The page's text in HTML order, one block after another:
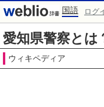
国語 ログ
愛知県警察とは
ウィキペディア